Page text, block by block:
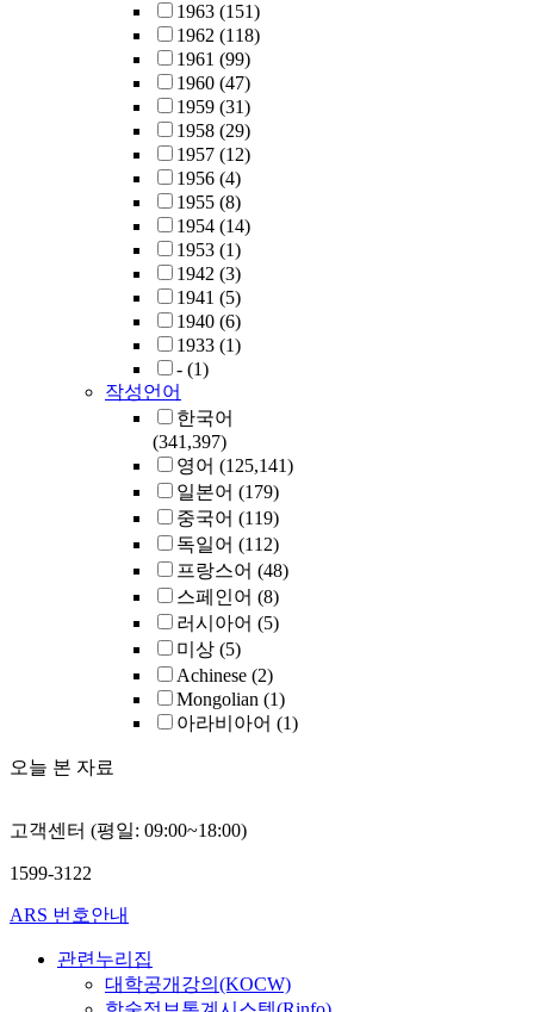
1963 (151)
1962 (118)
1961 (99)
1960 (47)
1959 (31)
1958 (29)
1957 (12)
1956 (4)
1955 (8)
1954 (14)
1953 (1)
1942 (3)
1941 (5)
1940 (6)
1933 (1)
- (1)
작성언어
한국어
(341,397)
영어 (125,141)
일본어 (179)
중국어 (119)
독일어 (112)
프랑스어 (48)
스페인어 (8)
러시아어 (5)
미상 (5)
Achinese (2)
Mongolian (1)
아라비아어 (1)
오늘 본 자료
고객센터 (평일: 09:00~18:00)
1599-3122
ARS 번호안내
관련누리집
대학공개강의(KOCW)